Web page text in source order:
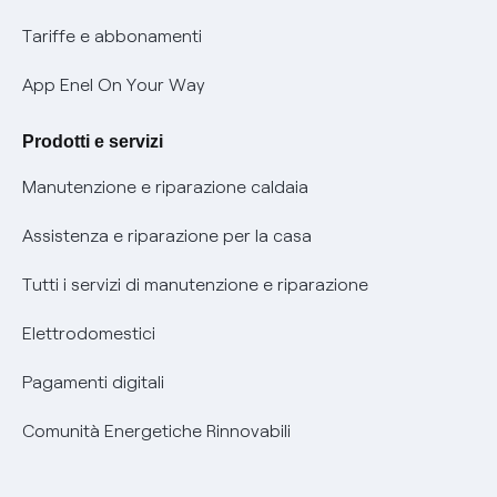
Phishing e truffe online
Verifica chi ti ha chiamato
Agevolazione utenti con disabilità per offerte Fibra
Informativa RAEE
Tariffe e abbonamenti
App Enel On Your Way
Prodotti e servizi
Manutenzione e riparazione caldaia
Assistenza e riparazione per la casa
Tutti i servizi di manutenzione e riparazione
Elettrodomestici
Pagamenti digitali
Comunità Energetiche Rinnovabili